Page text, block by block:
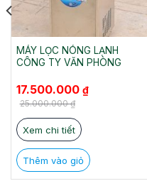
MÁY LỌC NÓNG LẠNH
CÔNG TY VĂN PHÒNG
25.000.000₫
Giá
gốc
là:
17.500.000 ₫
Giá
hiện
tại
17.500.000 ₫.
Xem chi tiết
Thêm vào giỏ